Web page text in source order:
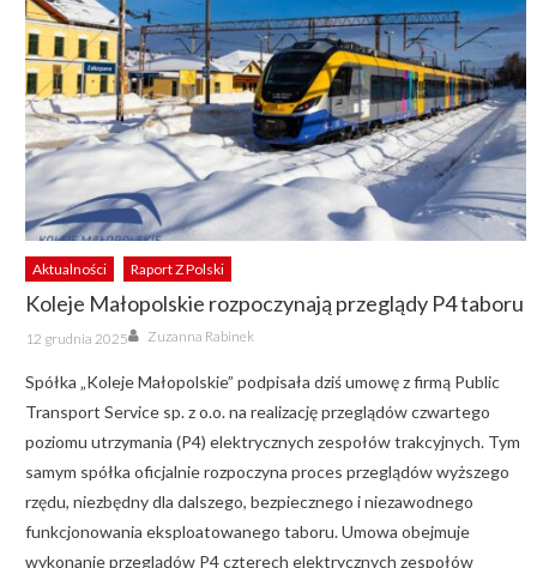
Aktualności Raport Z Polski
Koleje Małopolskie rozpoczynają przeglądy P4 taboru
Posted
on
12 grudnia 2025 Author
Zuzanna Rabinek
Spółka „Koleje Małopolskie” podpisała dziś umowę z firmą Public
Transport Service sp. z o.o. na realizację przeglądów czwartego
poziomu utrzymania (P4) elektrycznych zespołów trakcyjnych. Tym
samym spółka oficjalnie rozpoczyna proces przeglądów wyższego
rzędu, niezbędny dla dalszego, bezpiecznego i niezawodnego
funkcjonowania eksploatowanego taboru. Umowa obejmuje
wykonanie przeglądów P4 czterech elektrycznych zespołów